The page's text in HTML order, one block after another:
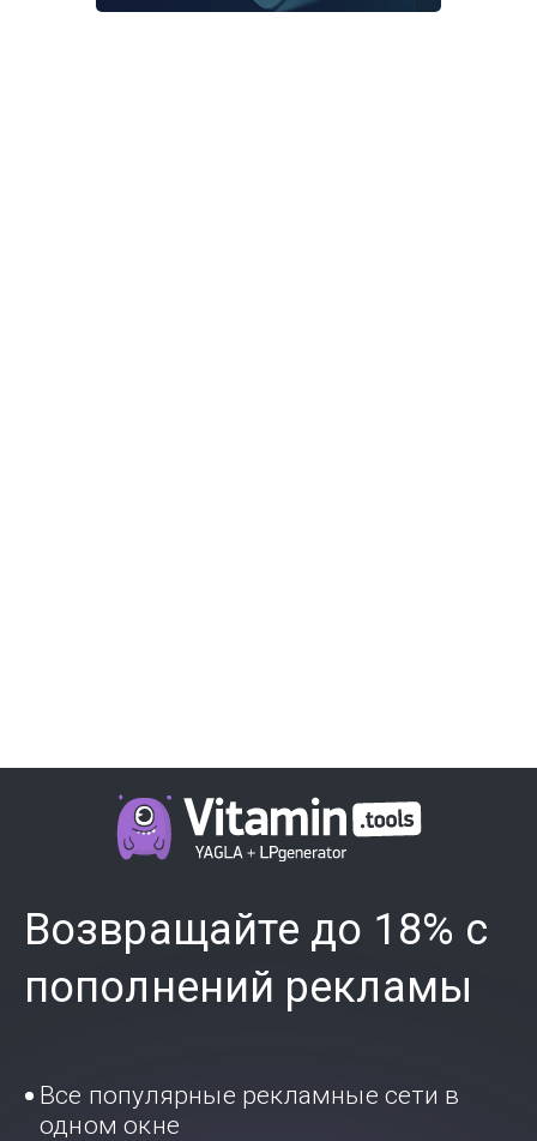
Возвращайте до 18% с
пополнений рекламы
Все популярные рекламные сети в
одном окне